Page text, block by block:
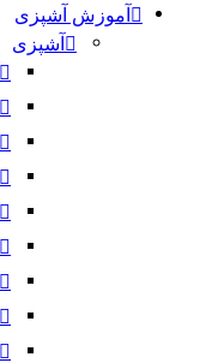
آموزش آشپزی
آشپزی